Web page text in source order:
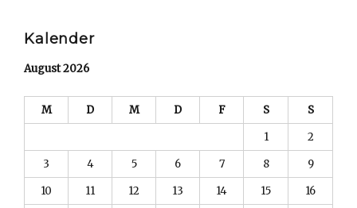
Kalender
August 2026
M D M D F S
S
1
2
3
4 5 6 7 8
9
10
11 12 13 14 15 16